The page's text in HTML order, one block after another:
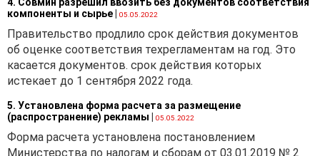
компоненты и сырье
05.05.2022
Правительство продлило срок действия документов
об оценке соответствия техрегламентам на год. Это
касается документов. срок действия которых
истекает до 1 сентября 2022 года.
5. Установлена форма расчета за размещение
(распространение) рекламы
05.05.2022
Форма расчета установлена постановлением
Министерства по налогам и сборам от 03.01.2019 № 2